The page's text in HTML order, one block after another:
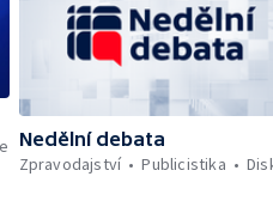
Nedělní debata
Zpravodajství
Publicistika